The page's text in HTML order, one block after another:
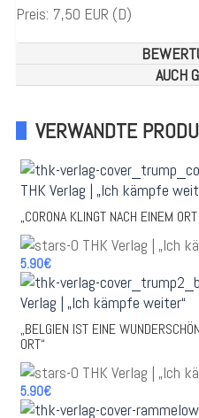
Preis: 7,50 EUR (D)
AUCH
VERWANDTE
„CORONA KLINGT NACH EINEM
5.90€
„BELGIEN IST EINE
ORT“
5.90€